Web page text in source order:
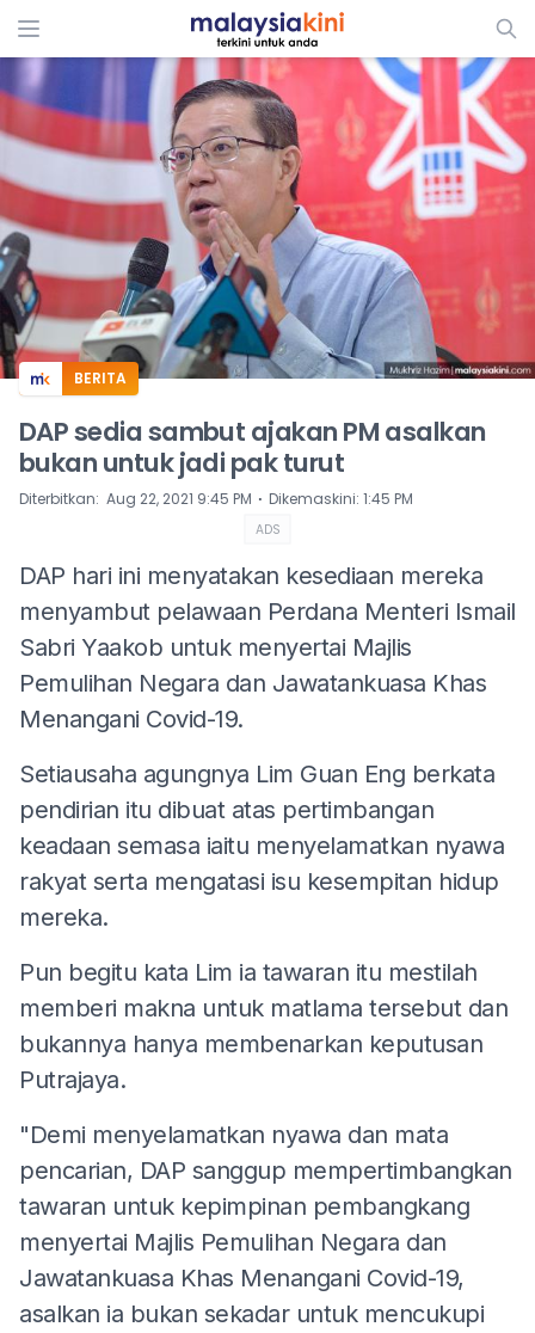
ADS
BERITA
DAP sedia sambut ajakan PM asalkan
bukan untuk jadi pak turut
Diterbitkan: Aug 22, 2021 9:45 PM ⋅ Dikemaskini: 1:45 PM
ADS
DAP hari ini menyatakan kesediaan mereka
menyambut pelawaan Perdana Menteri Ismail
Sabri Yaakob untuk menyertai Majlis
Pemulihan Negara dan Jawatankuasa Khas
Menangani Covid-19.
Setiausaha agungnya Lim Guan Eng berkata
pendirian itu dibuat atas pertimbangan
keadaan semasa iaitu menyelamatkan nyawa
rakyat serta mengatasi isu kesempitan hidup
mereka.
Pun begitu kata Lim ia tawaran itu mestilah
memberi makna untuk matlama tersebut dan
bukannya hanya membenarkan keputusan
Putrajaya.
"Demi menyelamatkan nyawa dan mata
pencarian, DAP sanggup mempertimbangkan
tawaran untuk kepimpinan pembangkang
menyertai Majlis Pemulihan Negara dan
Jawatankuasa Khas Menangani Covid-19,
asalkan ia bukan sekadar untuk mencukupi